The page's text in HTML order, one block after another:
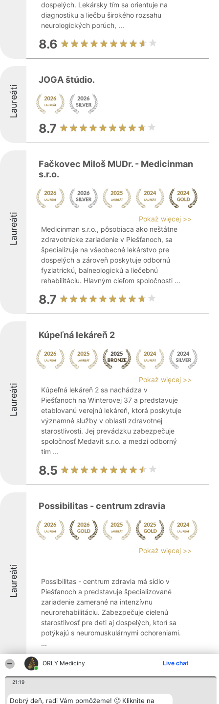
ORLY Medicíny Live chat
21:19
Dobrý deň, radi Vám pomôžeme! 🙂 Kliknite na
dospelých. Lekársky tím sa orientuje na
diagnostiku a liečbu širokého rozsahu
neurologických porúch, ...
8.6
Laureáti
JOGA štúdio.
8.7
Laureáti
Fačkovec Miloš MUDr. - Medicinman
s.r.o.
Pokaż więcej >>
Medicinman s.r.o., pôsobiaca ako neštátne
zdravotnícke zariadenie v Piešťanoch, sa
špecializuje na všeobecné lekárstvo pre
dospelých a zároveň poskytuje odbornú
fyziatrickú, balneologickú a liečebnú
rehabilitáciu. Hlavným cieľom spoločnosti ...
8.7
Laureáti
Kúpeľná lekáreň 2
Pokaż więcej >>
Kúpeľná lekáreň 2 sa nachádza v
Piešťanoch na Winterovej 37 a predstavuje
etablovanú verejnú lekáreň, ktorá poskytuje
významné služby v oblasti zdravotnej
starostlivosti. Jej prevádzku zabezpečuje
spoločnosť Medavit s.r.o. a medzi odborný
tím ...
8.5
Laureáti
Possibilitas - centrum zdravia
Pokaż więcej >>
Possibilitas - centrum zdravia má sídlo v
Piešťanoch a predstavuje špecializované
zariadenie zamerané na intenzívnu
neurorehabilitáciu. Zabezpečuje cielenú
starostlivosť pre deti aj dospelých, ktorí sa
potýkajú s neuromuskulárnymi ochoreniami.
...
9.7
Endokrinológia Piešťany s.r.o.